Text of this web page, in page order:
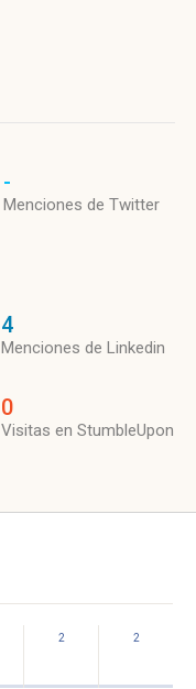
-
Menciones de Twitter
4
Menciones de Linkedin
0
Visitas en StumbleUpon
2 2